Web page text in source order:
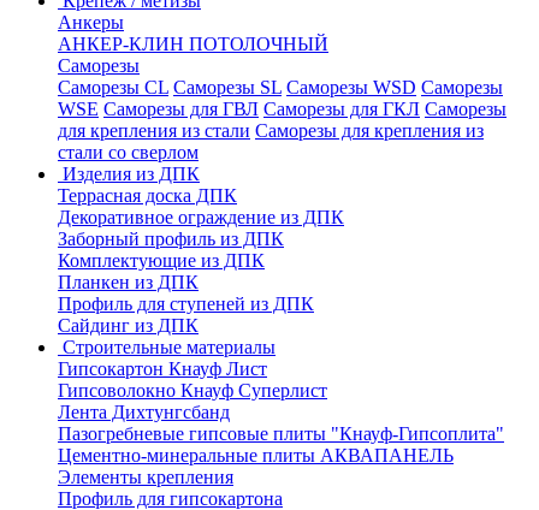
Анкеры
АНКЕР-КЛИН ПОТОЛОЧНЫЙ
Саморезы
Саморезы CL Саморезы SL Саморезы WSD Саморезы
WSE Саморезы для ГВЛ Саморезы для ГКЛ Саморезы
для крепления из стали Саморезы для крепления из
стали со сверлом
Изделия из ДПК
Террасная доска ДПК
Декоративное ограждение из ДПК
Заборный профиль из ДПК
Комплектующие из ДПК
Планкен из ДПК
Профиль для ступеней из ДПК
Сайдинг из ДПК
Строительные материалы
Гипсокартон Кнауф Лист
Гипсоволокно Кнауф Суперлист
Лента Дихтунгсбанд
Пазогребневые гипсовые плиты "Кнауф-Гипсоплита"
Цементно-минеральные плиты АКВАПАНЕЛЬ
Элементы крепления
Профиль для гипсокартона